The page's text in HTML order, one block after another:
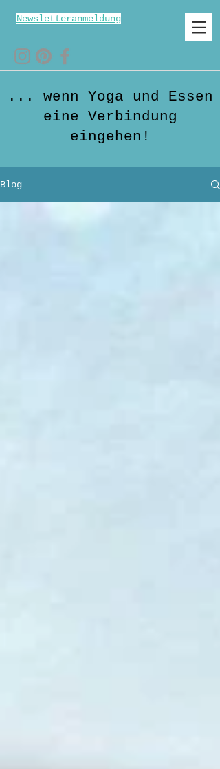
Newsletteranmeldung
... wenn Yoga und Essen
eine Verbindung
eingehen!
Blog